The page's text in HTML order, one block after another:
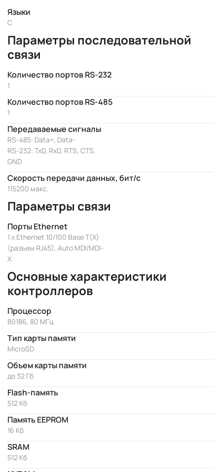
Языки
C
Параметры последовательной
связи
Количество портов RS-232
1
Количество портов RS-485
1
Передаваемые сигналы
RS-485: Data+, Data-
RS-232: TxD, RxD, RTS, CTS,
GND
Скорость передачи данных, бит/с
115200 макс.
Параметры связи
Порты Ethernet
1 x Ethernet 10/100 Base T(X)
(разъем RJ45), Auto MDI/MDI-
X
Основные характеристики
контроллеров
Процессор
80186, 80 МГц
Тип карты памяти
MicroSD
Объем карты памяти
до 32 Гб
Flash-память
512 Кб
Память EEPROM
16 Кб
SRAM
512 Kб